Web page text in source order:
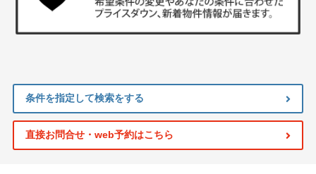
条件を指定して検索をする
直接お問合せ・web予約はこちら